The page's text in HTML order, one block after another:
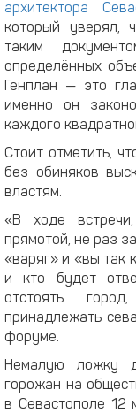
архитектора
который уверял,
таким
определённых
Генплан — это
именно он
каждого
Стоит отметить,
без обиняков
властям.
«В ходе
прямотой, не раз
«варяг» и «вы так
и кто будет
отстоять
принадлежать
форуме.
Немалую ложку
горожан на
в Севастополе 12